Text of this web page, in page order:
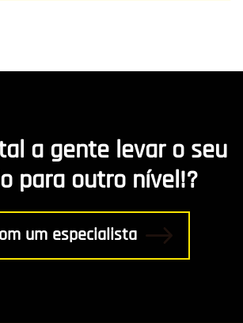
a gente levar o seu
para outro nível!?
um especialista